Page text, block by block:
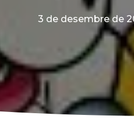
3 de desembre de